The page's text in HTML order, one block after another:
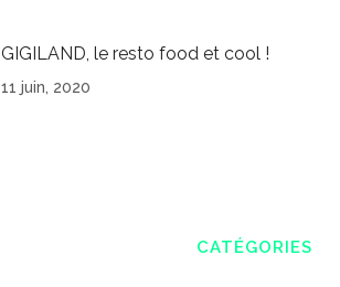
GIGILAND, le resto food et cool !
11 juin, 2020
CATÉGORIES